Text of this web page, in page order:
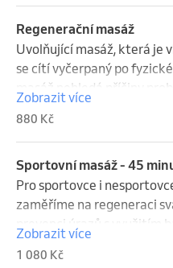
prostor pro rovnováhu na
Regenerační masáž
Uvolňující masáž, která je
se cítí vyčerpaný po
masáž nehledá příčiny
Zobrazit více
880 Kč
Sportovní masáž - 45
Pro sportovce i
zaměříme na regeneraci
prevenci úrazů s využitím
(masaž zad+ šíje+ruce)
Zobrazit více
1 080 Kč